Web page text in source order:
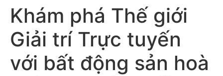
Khám phá Thế giới
Giải trí Trực tuyến
với bất động sản hoà